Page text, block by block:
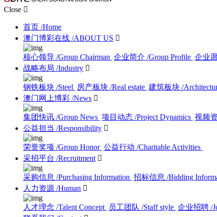
Close 
首页 /Home
澳门博彩在线 /ABOUT US 
核心领导 /Group Chairman 企业简介 /Group Profile 企业
战略布局 /Industry 
钢铁板块 /Steel 房产板块 /Real estate 建筑板块 /
澳门网上博彩 /News 
集团快讯 /Group News 项目动态 /Project Dynamics 视频
公益担当 /Responsibility 
荣誉奖项 /Group Honor 公益行动 /Charitable Activities
采招平台 /Recruitment 
采购信息 /Purchasing Information 招标信息 /Bidding
人力资源 /Human 
人才理念 /Talent Concept 员工团队 /Staff style 企业招聘 /